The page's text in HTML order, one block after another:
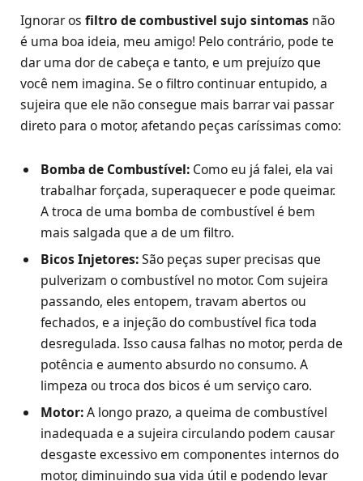
Ignorar os filtro de combustivel sujo sintomas não
é uma boa ideia, meu amigo! Pelo contrário, pode te
dar uma dor de cabeça e tanto, e um prejuízo que
você nem imagina. Se o filtro continuar entupido, a
sujeira que ele não consegue mais barrar vai passar
direto para o motor, afetando peças caríssimas como:
Bomba de Combustível: Como eu já falei, ela vai
trabalhar forçada, superaquecer e pode queimar.
A troca de uma bomba de combustível é bem
mais salgada que a de um filtro.
Bicos Injetores:São peças super precisas que
pulverizam o combustível no motor. Com sujeira
passando, eles entopem, travam abertos ou
fechados, e a injeção do combustível fica toda
desregulada. Isso causa falhas no motor, perda de
potência e aumento absurdo no consumo. A
limpeza ou troca dos bicos é um serviço caro.
Motor:A longo prazo, a queima de combustível
inadequada e a sujeira circulando podem causar
desgaste excessivo em componentes internos do
motor, diminuindo sua vida útil e podendo levar